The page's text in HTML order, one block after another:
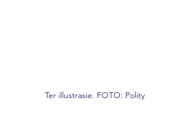
Ter illustrasie. FOTO: Polity